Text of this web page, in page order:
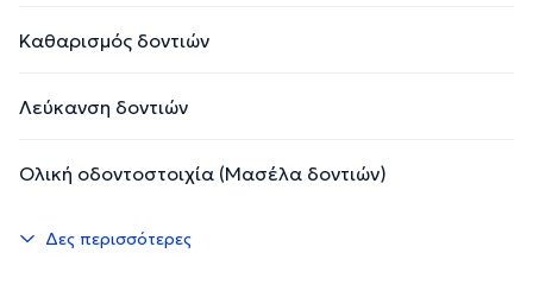
Καθαρισμός δοντιών
Λεύκανση δοντιών
Ολική οδοντοστοιχία (Μασέλα δοντιών)
Δες περισσότερες